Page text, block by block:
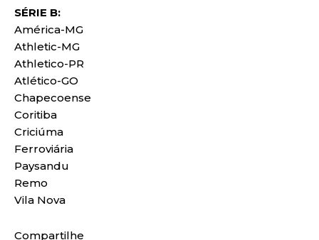
SÉRIE B:
América-MG
Athletic-MG
Athletico-PR
Atlético-GO
Chapecoense
Coritiba
Criciúma
Ferroviária
Paysandu
Remo
Vila Nova
Compartilhe